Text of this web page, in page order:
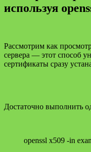
используя
Рассмотрим как
сервера — этот способ
сертификаты сразу
Достаточно выполнить
openssl x509 -in